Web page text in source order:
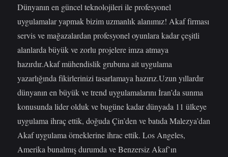
Dünyanın en güncel teknolojileri ile profesyonel
uygulamalar yapmak bizim uzmanlık alanımız! Akaf firması
servis ve mağazalardan profesyonel oyunlara kadar çeşitli
alanlarda büyük ve zorlu projelere imza atmaya
hazırdır.Akaf mühendislik grubuna ait uygulama
yazarlığında fikirlerinizi tasarlamaya hazırız.Uzun yıllardır
dünyanın en büyük ve trend uygulamalarını İran’da sunma
konusunda lider olduk ve bugüne kadar dünyada 11 ülkeye
uygulama ihraç ettik, doğuda Çin’den ve batıda Malezya’dan
Akaf uygulama örneklerine ihrac ettik. Los Angeles,
Amerika bunalmış durumda ve Benzersiz Akaf’ın